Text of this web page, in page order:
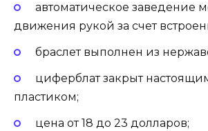
автоматическое заведение
движения рукой за счет
браслет выполнен из
циферблат закрыт
пластиком;
цена от 18 до 23 долларов;